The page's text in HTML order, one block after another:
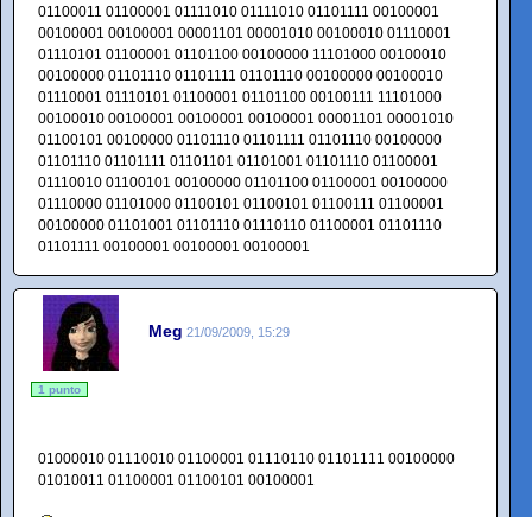
01100011 01100001 01111010 01111010 01101111 00100001
00100001 00100001 00001101 00001010 00100010 01110001
01110101 01100001 01101100 00100000 11101000 00100010
00100000 01101110 01101111 01101110 00100000 00100010
01110001 01110101 01100001 01101100 00100111 11101000
00100010 00100001 00100001 00100001 00001101 00001010
01100101 00100000 01101110 01101111 01101110 00100000
01101110 01101111 01101101 01101001 01101110 01100001
01110010 01100101 00100000 01101100 01100001 00100000
01110000 01101000 01100101 01100101 01100111 01100001
00100000 01101001 01101110 01110110 01100001 01101110
01101111 00100001 00100001 00100001
Meg 21/09/2009, 15:29
1 punto
01000010 01110010 01100001 01110110 01101111 00100000
01010011 01100001 01100101 00100001